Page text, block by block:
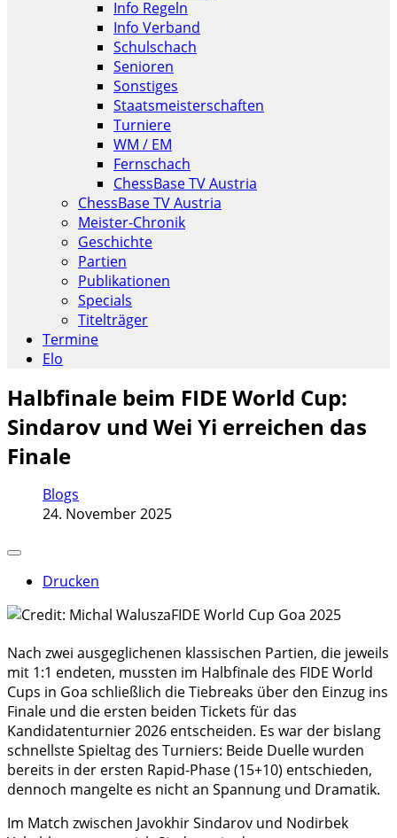
Info Regeln
Info Verband
Schulschach
Senioren
Sonstiges
Staatsmeisterschaften
Turniere
WM / EM
Fernschach
ChessBase TV Austria
ChessBase TV Austria
Meister-Chronik
Geschichte
Partien
Publikationen
Specials
Titelträger
Termine
Elo
Halbfinale beim FIDE World Cup:
Sindarov und Wei Yi erreichen das
Finale
Blogs
24. November 2025
Drucken
Nach zwei ausgeglichenen klassischen Partien, die jeweils
mit 1:1 endeten, mussten im Halbfinale des FIDE World
Cups in Goa schließlich die Tiebreaks über den Einzug ins
Finale und die ersten beiden Tickets für das
Kandidatenturnier 2026 entscheiden. Es war der bislang
schnellste Spieltag des Turniers: Beide Duelle wurden
bereits in der ersten Rapid-Phase (15+10) entschieden,
dennoch mangelte es nicht an Spannung und Dramatik.
Im Match zwischen Javokhir Sindarov und Nodirbek